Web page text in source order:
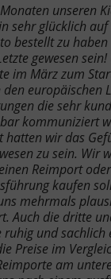
unseren
sehr glücklich auf
bestellt zu haben
gewesen sein!
im März zum
europäischen
die sehr
kommuniziert
hatten wir das
zu sein. Wir
Reimport
kaufen
mehrmals
Auch die dritte
ruhig und sachlich
Preise im
am